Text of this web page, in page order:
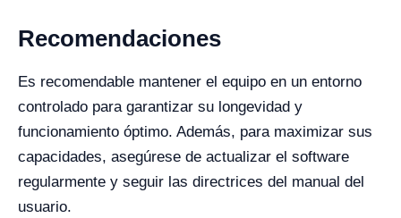
Recomendaciones
Es recomendable mantener el equipo en un entorno
controlado para garantizar su longevidad y
funcionamiento óptimo. Además, para maximizar sus
capacidades, asegúrese de actualizar el software
regularmente y seguir las directrices del manual del
usuario.